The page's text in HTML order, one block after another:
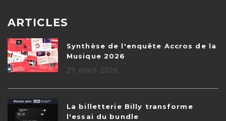
ARTICLES
Synthèse de l'enquête Accros de la
Musique 2026
29 mars 2026
La billetterie Billy transforme
l'essai du bundle